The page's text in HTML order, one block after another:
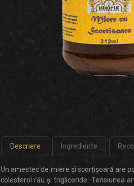
Descriere Ingrediente
Un amestec de miere și scorțișoară are
colesterol rău și trigliceride. Tensiunea